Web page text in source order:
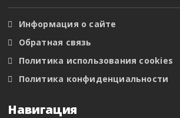
Информация о сайте
Обратная связь
Политика использования cookies
Политика конфиденциальности
Навигация